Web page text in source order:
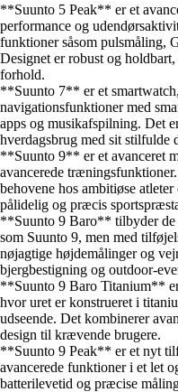
**Suunto 5 Peak** er et
performance og
funktioner såsom pulsmåling,
Designet er robust og
forhold.
**Suunto 7** er et
navigationsfunktioner med
apps og musikafspilning. Det
hverdagsbrug med sit stilfulde
**Suunto 9** er et avanceret
avancerede
behovene hos ambitiøse
pålidelig og præcis
**Suunto 9 Baro** tilbyder de
som Suunto 9, men med
nøjagtige højdemålinger og
bjergbestigning og outdoor-
**Suunto 9 Baro Titanium**
hvor uret er konstrueret i
udseende. Det kombinerer
design til krævende brugere.
**Suunto 9 Peak** er et nyt
avancerede funktioner i et let
batterilevetid og præcise